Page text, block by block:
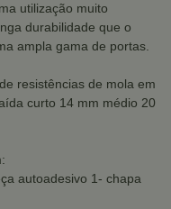
utilização muito
durabilidade que o
ampla gama de portas.
resistências de mola em
curto 14 mm médio 20
autoadesivo 1- chapa